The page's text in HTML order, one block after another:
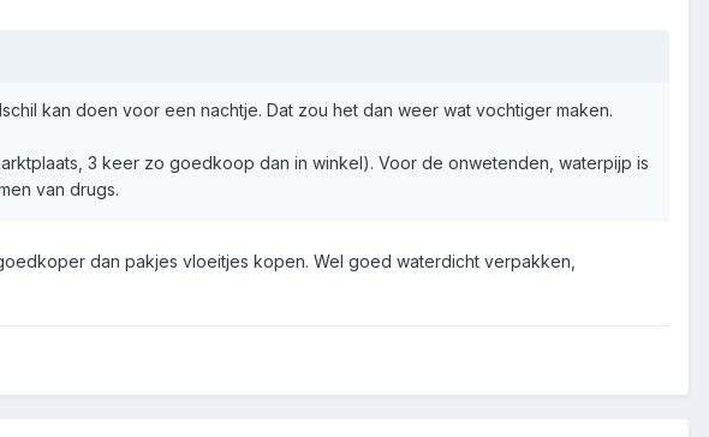
kan doen voor een nachtje. Dat zou het dan weer wat vochtiger maken.
3 keer zo goedkoop dan in winkel). Voor de onwetenden, waterpijp is
van drugs.
dan pakjes vloeitjes kopen. Wel goed waterdicht verpakken,